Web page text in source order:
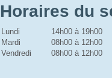
Horaires du
Lundi
14h00 à 19h00
Mardi
08h00 à 12h00
Vendredi
08h00 à 12h00